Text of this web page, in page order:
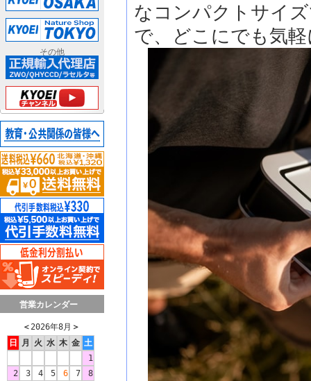
その他
営業カレンダー
＜ 2026年8月 ＞
日
月 火 水 木 金 土
1
2
3 4 5 6 7
8
なコンパクトサイ
で、どこにでも気